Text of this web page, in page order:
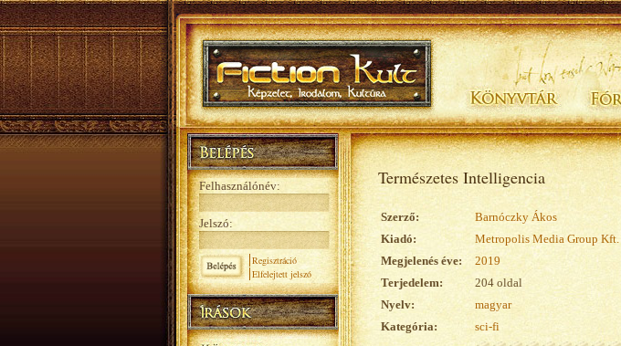
Felhasználónév:
Jelszó:
Regisztráció
Elfelejtett jelszó
Természetes Intelligencia
Szerző:
Barnóczky Ákos
Kiadó:
Metropolis Media Group Kft.
Megjelenés éve:
2019
Terjedelem:
204 oldal
Nyelv:
magyar
Kategória:
sci-fi